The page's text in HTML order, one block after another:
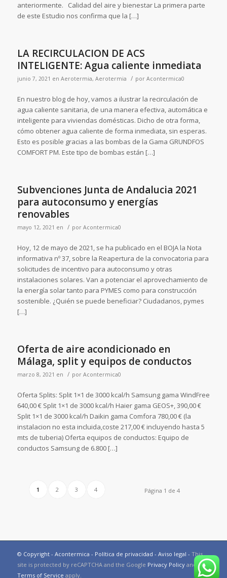
anteriormente. Calidad del aire y bienestar La primera parte
de este Estudio nos confirma que la […]
LA RECIRCULACION DE ACS
INTELIGENTE: Agua caliente inmediata
junio 7, 2021 en Aerotermia, Aerotermia / por Acontermica0
En nuestro blog de hoy, vamos a ilustrar la recirculación de
agua caliente sanitaria, de una manera efectiva, automática e
inteligente para viviendas domésticas. Dicho de otra forma,
cómo obtener agua caliente de forma inmediata, sin esperas.
Esto es posible gracias a las bombas de la Gama GRUNDFOS
COMFORT PM. Este tipo de bombas están […]
Subvenciones Junta de Andalucia 2021
para autoconsumo y energías
renovables
mayo 12, 2021 en / por Acontermica0
Hoy, 12 de mayo de 2021, se ha publicado en el BOJA la Nota
informativa nº 37, sobre la Reapertura de la convocatoria para
solicitudes de incentivo para autoconsumo y otras
instalaciones solares. Van a potenciar el aprovechamiento de
la energía solar tanto para PYMES como para construcción
sostenible. ¿Quién se puede beneficiar? Ciudadanos, pymes
[…]
Oferta de aire acondicionado en
Málaga, split y equipos de conductos
marzo 8, 2021 en / por Acontermica0
Oferta Splits: Split 1×1 de 3000 kcal/h Samsung gama WindFree
640,00 € Split 1×1 de 3000 kcal/h Haier gama GEOS+, 390,00 €
Split 1×1 de 3000 kcal/h Daikin gama Comfora 780,00 € (la
instalacion no esta incluida,coste 217,00 € incluyendo hasta 5
mts de tuberia) Oferta equipos de conductos: Equipo de
conductos Samsung de 6.800 […]
Página 1 de 4
1 2 3 4
© Copyright - Acontermica - Política de privacidad - Aviso legal - This
site is protected by reCAPTCHA and the Google Privacy Policyand
Terms of Service apply.